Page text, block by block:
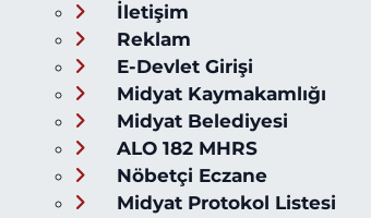
İletişim
Reklam
E-Devlet Girişi
Midyat Kaymakamlığı
Midyat Belediyesi
ALO 182 MHRS
Nöbetçi Eczane
Midyat Protokol Listesi